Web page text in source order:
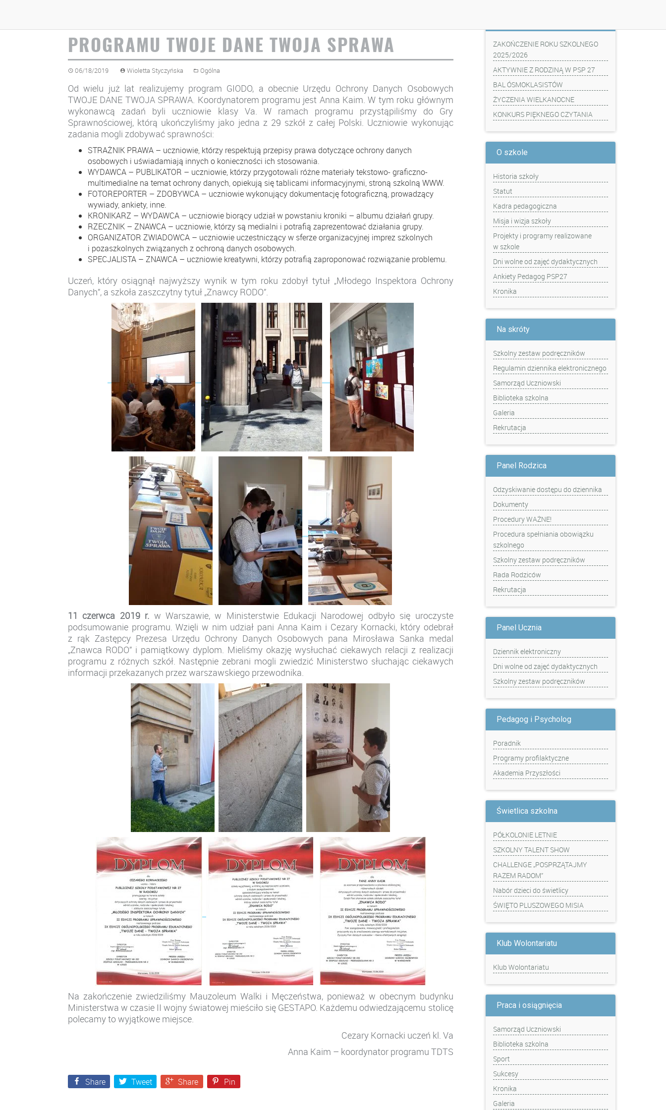
PROGRAMU TWOJE DANE TWOJA SPRAWA
06/18/2019 Wioletta Styczyńska Ogólna
Od wielu już lat realizujemy program GIODO, a obecnie Urzędu Ochrony Danych Osobowych
TWOJE DANE TWOJA SPRAWA. Koordynatorem programu jest Anna Kaim. W tym roku głównym
wykonawcą zadań byli uczniowie klasy Va. W ramach programu przystąpiliśmy do Gry
Sprawnościowej, którą ukończyliśmy jako jedna z 29 szkół z całej Polski. Uczniowie wykonując
zadania mogli zdobywać sprawności:
STRAŻNIK PRAWA – uczniowie, którzy respektują przepisy prawa dotyczące ochrony danych
osobowych i uświadamiają innych o konieczności ich stosowania.
WYDAWCA – PUBLIKATOR – uczniowie, którzy przygotowali różne materiały tekstowo- graficzno-
multimedialne na temat ochrony danych, opiekują się tablicami informacyjnymi, stroną szkolną WWW.
FOTOREPORTER – ZDOBYWCA – uczniowie wykonujący dokumentację fotograficzną, prowadzący
wywiady, ankiety, inne.
KRONIKARZ – WYDAWCA – uczniowie biorący udział w powstaniu kroniki – albumu działań grupy.
RZECZNIK – ZNAWCA – uczniowie, którzy są medialni i potrafią zaprezentować działania grupy.
ORGANIZATOR ZWIADOWCA – uczniowie uczestniczący w sferze organizacyjnej imprez szkolnych
i pozaszkolnych związanych z ochroną danych osobowych.
SPECJALISTA – ZNAWCA – uczniowie kreatywni, którzy potrafią zaproponować rozwiązanie problemu.
Uczeń, który osiągnął najwyższy wynik w tym roku zdobył tytuł „Młodego Inspektora Ochrony
Danych”, a szkoła zaszczytny tytuł „Znawcy RODO”.
11 czerwca 2019 r. w Warszawie, w Ministerstwie Edukacji Narodowej odbyło się uroczyste
podsumowanie programu. Wzięli w nim udział pani Anna Kaim i Cezary Kornacki, który odebrał
z rąk Zastępcy Prezesa Urzędu Ochrony Danych Osobowych pana Mirosława Sanka medal
„Znawca RODO” i pamiątkowy dyplom. Mieliśmy okazję wysłuchać ciekawych relacji z realizacji
programu z różnych szkół. Następnie zebrani mogli zwiedzić Ministerstwo słuchając ciekawych
informacji przekazanych przez warszawskiego przewodnika.
Na zakończenie zwiedziliśmy Mauzoleum Walki i Męczeństwa, ponieważ w obecnym budynku
Ministerstwa w czasie II wojny światowej mieściło się GESTAPO. Każdemu odwiedzającemu stolicę
polecamy to wyjątkowe miejsce.
Cezary Kornacki uczeń kl. Va
Anna Kaim – koordynator programu TDTS
Share Tweet Share Pin
ZAKOŃCZENIE ROKU SZKOLNEGO
2025/2026
AKTYWNIE Z RODZINĄ W PSP 27
BAL ÓSMOKLASISTÓW
ŻYCZENIA WIELKANOCNE
KONKURS PIĘKNEGO CZYTANIA
O szkole
Historia szkoły
Statut
Kadra pedagogiczna
Misja i wizja szkoły
Projekty i programy realizowane
w szkole
Dni wolne od zajęć dydaktycznych
Ankiety Pedagog PSP27
Kronika
Na skróty
Szkolny zestaw podręczników
Regulamin dziennika elektronicznego
Samorząd Uczniowski
Biblioteka szkolna
Galeria
Rekrutacja
Panel Rodzica
Odzyskiwanie dostępu do dziennika
Dokumenty
Procedury WAŻNE!
Procedura spełniania obowiązku
szkolnego
Szkolny zestaw podręczników
Rada Rodziców
Rekrutacja
Panel Ucznia
Dziennik elektroniczny
Dni wolne od zajęć dydaktycznych
Szkolny zestaw podręczników
Pedagog i Psycholog
Poradnik
Programy profilaktyczne
Akademia Przyszłości
Świetlica szkolna
PÓŁKOLONIE LETNIE
SZKOLNY TALENT SHOW
CHALLENGE „POSPRZĄTAJMY
RAZEM RADOM”
Nabór dzieci do świetlicy
ŚWIĘTO PLUSZOWEGO MISIA
Klub Wolontariatu
Klub Wolontariatu
Praca i osiągnięcia
Samorząd Uczniowski
Biblioteka szkolna
Sport
Sukcesy
Kronika
Galeria